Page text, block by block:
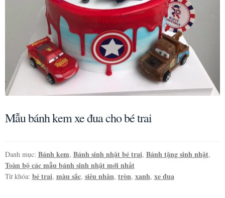
Mẫu bánh kem xe đua cho bé trai
Danh mục: Bánh kem, Bánh sinh nhật bé trai, Bánh tặng sinh nhật,
Toàn bộ các mẫu bánh sinh nhật mới nhất
Từ khóa: bé trai, màu sắc, siêu nhân, tròn, xanh, xe đua